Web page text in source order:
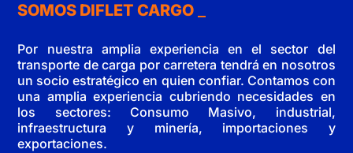
SOMOS DIFLET CARGO
Por nuestra amplia experiencia en el sector del
transporte de carga por carretera tendrá en nosotros
un socio estratégico en quien confiar. Contamos con
una amplia experiencia cubriendo necesidades en
los sectores: Consumo Masivo, industrial,
infraestructura y minería, importaciones y
exportaciones.